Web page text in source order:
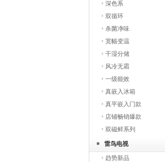
深色系
双循环
杀菌净味
宽幅变温
干湿分储
风冷无霜
一级能效
真嵌入冰箱
真平嵌入门款
店铺畅销爆款
双磁鲜系列
雷鸟电视
趋势新品